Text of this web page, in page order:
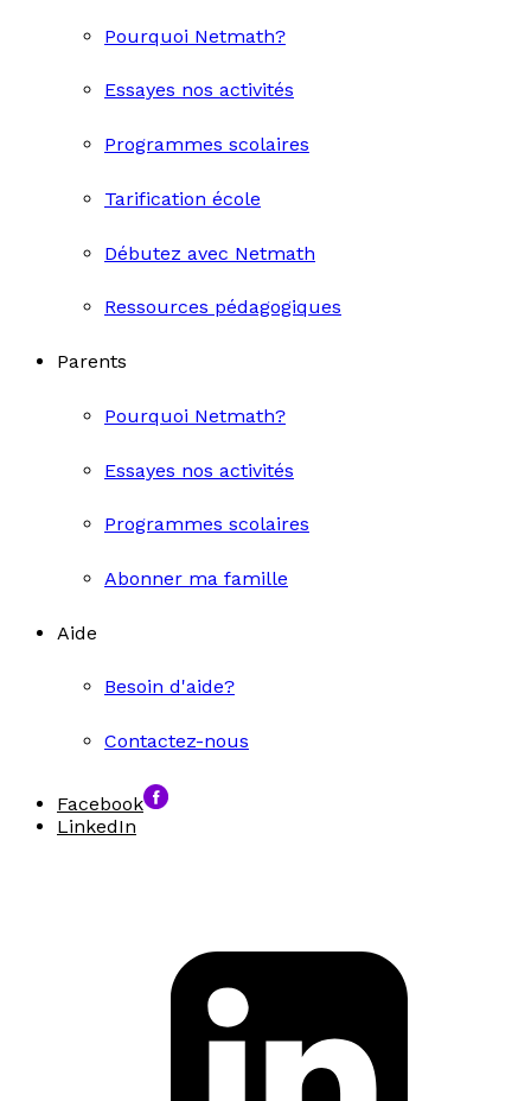
Pourquoi Netmath?
Essayes nos activités
Programmes scolaires
Tarification école
Débutez avec Netmath
Ressources pédagogiques
Parents
Pourquoi Netmath?
Essayes nos activités
Programmes scolaires
Abonner ma famille
Aide
Besoin d'aide?
Contactez-nous
Facebook
LinkedIn